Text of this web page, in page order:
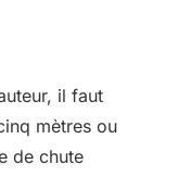
il faut
mètres ou
de chute